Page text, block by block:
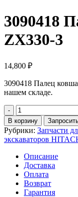
3090418
ZX330-3
14,800 ₽
3090418 Палец
нашем складе.
Количество
3090418
Палец
ковша
Hitachi
ZX330-
В корзину
Рубрики: Запчасти
экскаваторов
Описание
Доставка
Оплата
Возврат
Гарантия